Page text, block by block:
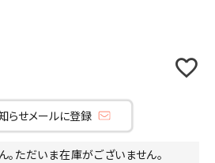
らせメールに登録
。ただいま在庫がございません。